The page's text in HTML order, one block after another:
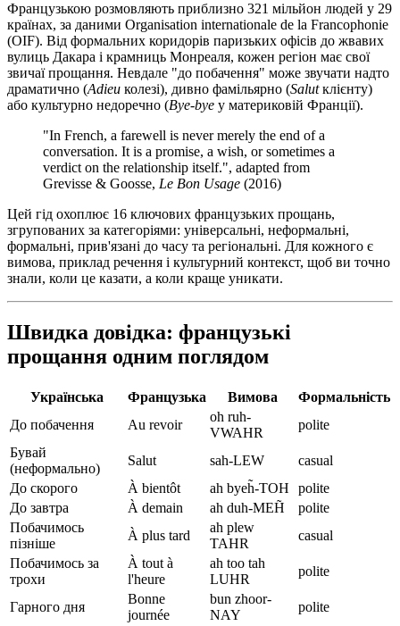
Французькою розмовляють приблизно 321 мільйон людей у 29
країнах, за даними Organisation internationale de la Francophonie
(OIF). Від формальних коридорів паризьких офісів до жвавих
вулиць Дакара і крамниць Монреаля, кожен регіон має свої
звичаї прощання. Невдале "до побачення" може звучати надто
драматично (Adieu колезі), дивно фамільярно (Salutклієнту)
або культурно недоречно (Bye-bye у материковій Франції).
"In French, a farewell is never merely the end of a
conversation. It is a promise, a wish, or sometimes a
verdict on the relationship itself.", adapted from
Grevisse & Goosse, Le Bon Usage (2016)
Цей гід охоплює 16 ключових французьких прощань,
згрупованих за категоріями: універсальні, неформальні,
формальні, прив'язані до часу та регіональні. Для кожного є
вимова, приклад речення і культурний контекст, щоб ви точно
знали, коли це казати, а коли краще уникати.
Швидка довідка: французькі
прощання одним поглядом
Українська Французька Вимова
Формальність
До побачення
Au revoir
oh ruh-
VWAHR
polite
Бувай
(неформально)
Salut sah-LEW
casual
До скорого
À bientôt ah byeh̃-TOH
polite
До завтра
À demain ah duh-MEH̃
polite
Побачимось
пізніше
À plus tard
ah plew
TAHR
casual
Побачимось за
трохи
À tout à
l'heure
ah too tah
LUHR
polite
Гарного дня
Bonne
journée
bun zhoor-
NAY
polite